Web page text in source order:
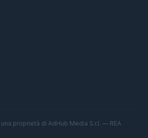
proprietà di AdHub Media S.r.l. — REA